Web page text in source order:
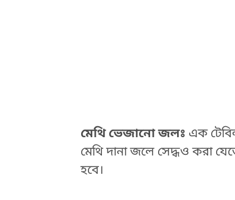
মেথি ভেজানো জলঃ এক
মেথি দানা জলে সেদ্ধও করা
হবে।
HTML / JS Code